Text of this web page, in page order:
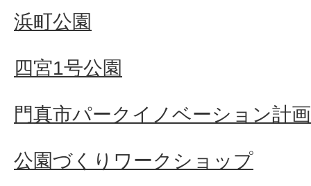
浜町公園
四宮1号公園
門真市パークイノベーション計
公園づくりワークショップ